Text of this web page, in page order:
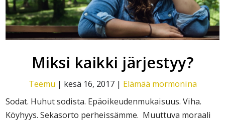
Miksi kaikki järjestyy?
Teemu | kesä 16, 2017| Elämää mormonina
Sodat. Huhut sodista. Epäoikeudenmukaisuus. Viha.
Köyhyys. Sekasorto perheissämme. Muuttuva moraali